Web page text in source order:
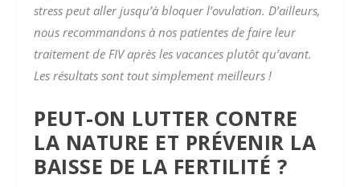
stress peut aller jusqu’à bloquer l’ovulation. D’ailleurs,
nous recommandons à nos patientes de faire leur
traitement de FIV après les vacances plutôt qu’avant.
Les résultats sont tout simplement meilleurs !
PEUT-ON LUTTER CONTRE
LA NATURE ET PRÉVENIR LA
BAISSE DE LA FERTILITÉ ?